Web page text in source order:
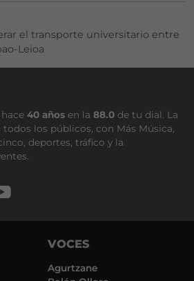
el transporte universitario entre
Leioa
40 años en la 88.0 de tu dial. La
los públicos, con Más Música,
deportes, tráfico y la
VOCES
Agurtzane